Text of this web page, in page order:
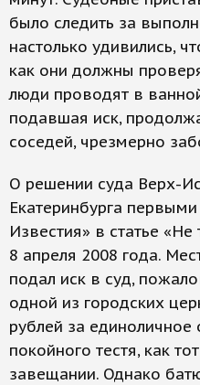
было следить за
настолько удивились,
как они должны
люди проводят в
подавшая иск,
соседей, чрезмерно
О решении суда Верх-
Екатеринбурга
Известия» в статье
8 апреля 2008 года.
подал иск в суд,
одной из городских
рублей за
покойного тестя, как
завещании. Однако